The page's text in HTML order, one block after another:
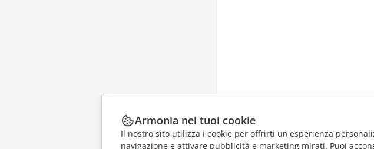
Armonia nei tuoi cookie
Il nostro sito utilizza i cookie per offrirti un'esperienza
navigazione e attivare pubblicità e marketing mirati. Puoi